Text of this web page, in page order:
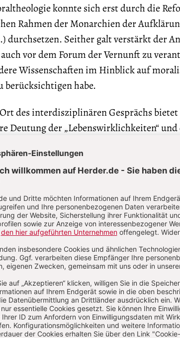
konnte sich erst durch die
Rahmen der Monarchien der
durchsetzen. Seither galt verstärkt der
vor dem Forum der Vernunft zu
Wissenschaften im Hinblick auf
berücksichtigen habe.
des interdisziplinären Gesprächs
Deutung der „Lebenswirklichkeiten“ und
in den wissenschaftlichen Diskurs
Sautermeister in seinem Beitrag (69-82)
im Gespräch mit anderen
Selbstverständnisses
Wissenschaft angehalten, ohne mit
zu bestehen, dass Welt und Natur
Gottes verantwortungsvoll zu
… in einem Sinnhorizont, der sie davor
und Ermächtigungsmaterie für den
weitet in seinem Beitrag „Politische
(201-217) den Blick über die